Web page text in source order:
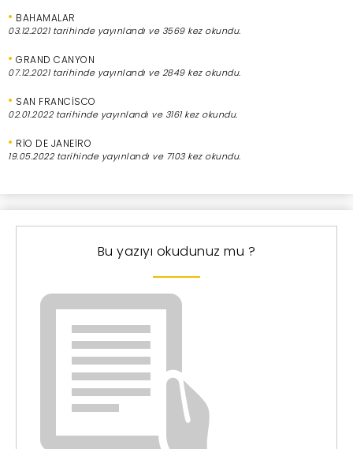
• BAHAMALAR
03.12.2021 tarihinde yayınlandı ve 3569 kez okundu.
• GRAND CANYON
07.12.2021 tarihinde yayınlandı ve 2849 kez okundu.
• SAN FRANCİSCO
02.01.2022 tarihinde yayınlandı ve 3161 kez okundu.
• RİO DE JANEİRO
19.05.2022 tarihinde yayınlandı ve 7103 kez okundu.
Bu yazıyı okudunuz mu ?